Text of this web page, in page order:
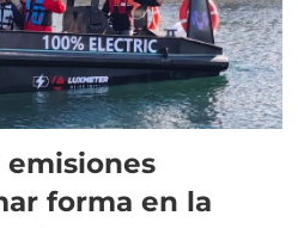
emisiones
forma en la